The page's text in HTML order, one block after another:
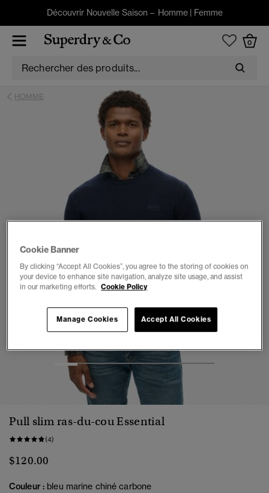
Découvrir Nouvelle Saison – Homme| Femme
0
HOMME
2 3 4 6
Pull slim ras-du-cou Essential
(4)
$120.00
Couleur : bleu marine chiné carbone
Cookie Banner
By clicking “Accept All Cookies”, you agree to the storing of cookies on
your device to enhance site navigation, analyze site usage, and assist
in our marketing efforts. Cookie Policy
Accept All Cookies
Manage Cookies